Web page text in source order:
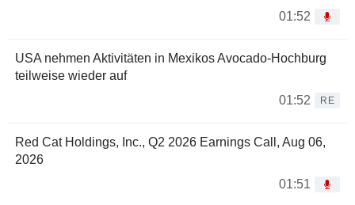
01:52
USA nehmen Aktivitäten in Mexikos Avocado-Hochburg
teilweise wieder auf
01:52
RE
Red Cat Holdings, Inc., Q2 2026 Earnings Call, Aug 06,
2026
01:51